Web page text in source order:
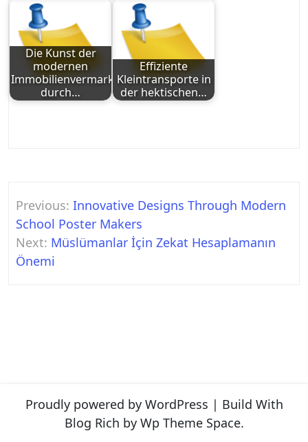
Die Kunst der
modernen
Immobilienvermarktung
durch…
Effiziente
Kleintransporte in
der hektischen…
Post
navigation
Previous: Innovative Designs Through Modern
School Poster Makers
Next: Müslümanlar İçin Zekat Hesaplamanın
Önemi
Proudly powered by WordPress | Build With
Blog Rich by Wp Theme Space.